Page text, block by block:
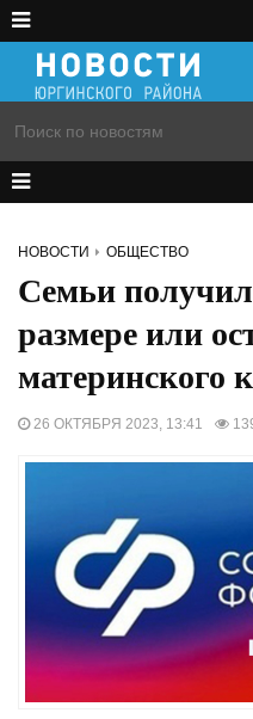
НОВОСТИ ОБЩЕСТВО
Семьи
размере или
материнского
26 ОКТЯБРЯ 2023, 13:41